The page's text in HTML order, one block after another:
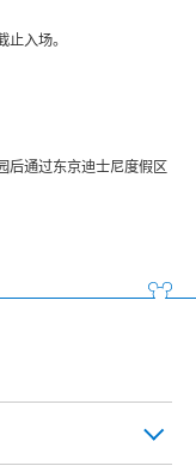
入场。
后通过东京迪士尼度假区